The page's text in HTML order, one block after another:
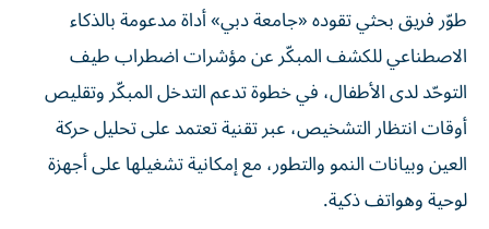
طوّر فريق بحثي تقوده «جامعة دبي» أداة مدعومة بالذكاء
الاصطناعي للكشف المبكّر عن مؤشرات اضطراب طيف
التوحّد لدى الأطفال، في خطوة تدعم التدخل المبكّر وتقليص
أوقات انتظار التشخيص، عبر تقنية تعتمد على تحليل حركة
العين وبيانات النمو والتطور، مع إمكانية تشغيلها على أجهزة
لوحية وهواتف ذكية.